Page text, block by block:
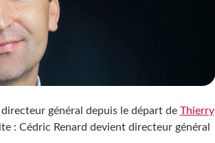
général depuis le départ de Thierry
: Cédric Renard devient directeur général